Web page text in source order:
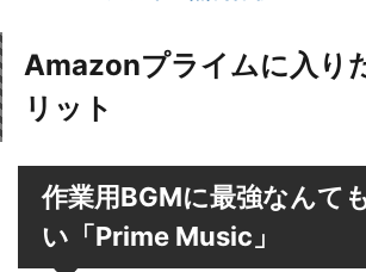
Amazonプライムに入り
リット
作業用BGMに最強なんて
い「Prime Music」